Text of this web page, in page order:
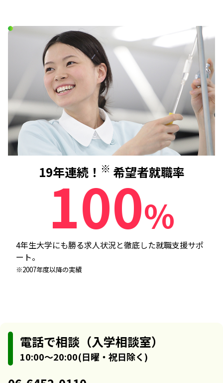
19年連続！ ※ 希望者就職率
100%
4年生大学にも勝る求人状況と徹底した就職支援サポ
ート。
※2007年度以降の実績
電話で相談（入学相談室）
10:00～20:00(日曜・祝日除く)